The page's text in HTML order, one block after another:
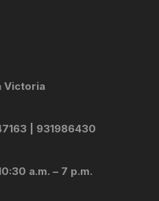
Victoria
| 931986430
a.m. – 7 p.m.